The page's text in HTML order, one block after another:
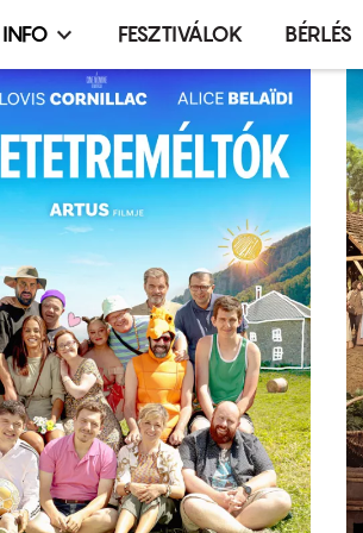
Infó,
esemény,
terembérlés
menü
INFO FESZTIVÁLOK BÉRLÉS